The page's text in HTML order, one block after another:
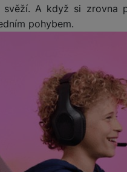
svěží. A když si zrovna
pohybem.